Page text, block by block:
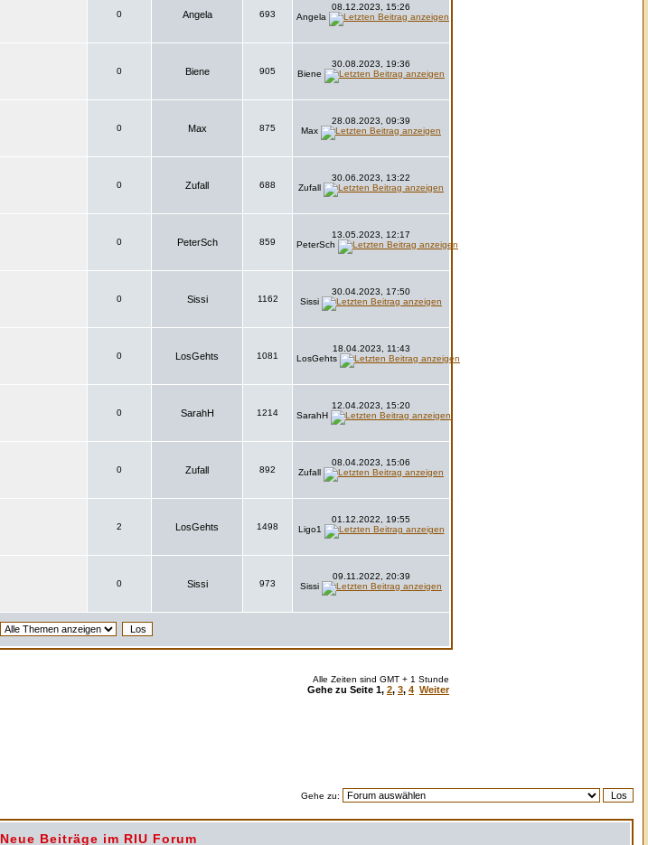
0 Angela 693
08.12.2023, 15:26
Angela
0 Biene 905
30.08.2023, 19:36
Biene
0 Max 875
28.08.2023, 09:39
Max
0 Zufall 688
30.06.2023, 13:22
Zufall
0 PeterSch 859
13.05.2023, 12:17
PeterSch
0 Sissi 1162
30.04.2023, 17:50
Sissi
0 LosGehts 1081
18.04.2023, 11:43
LosGehts
0 SarahH 1214
12.04.2023, 15:20
SarahH
0 Zufall 892
08.04.2023, 15:06
Zufall
2 LosGehts 1498
01.12.2022, 19:55
Ligo1
0 Sissi 973
09.11.2022, 20:39
Sissi
Alle Zeiten sind GMT + 1 Stunde
Gehe zu Seite 1, 2, 3, 4 Weiter
Gehe zu:
Neue Beiträge im RIU Forum